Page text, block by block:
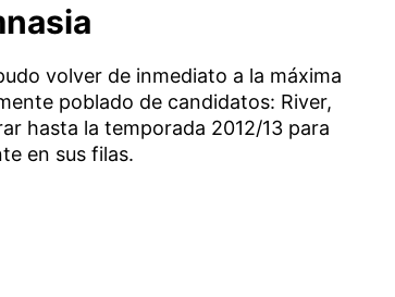
volver de inmediato a la máxima
poblado de candidatos: River,
hasta la temporada 2012/13 para
en sus filas.